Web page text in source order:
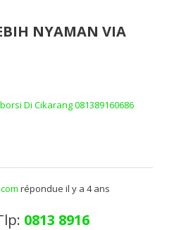
NYAMAN VIA
Di Cikarang 081389160686
répondue il y a 4 ans
0813 8916